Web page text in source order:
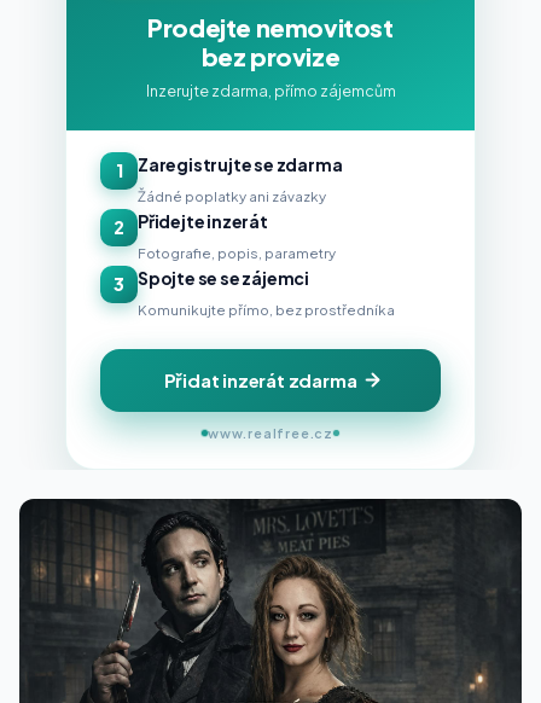
Prodejte nemovitost
bez provize
Inzerujte zdarma, přímo zájemcům
1 Zaregistrujte se zdarma
Žádné poplatky ani závazky
2 Přidejte inzerát
Fotografie, popis, parametry
3 Spojte se se zájemci
Komunikujte přímo, bez prostředníka
Přidat inzerát zdarma
www.realfree.cz